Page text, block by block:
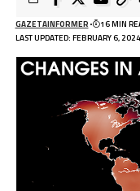
LAST UPDATED: FEBRUARY 6,
GAZETAINFORMER 16 MIN